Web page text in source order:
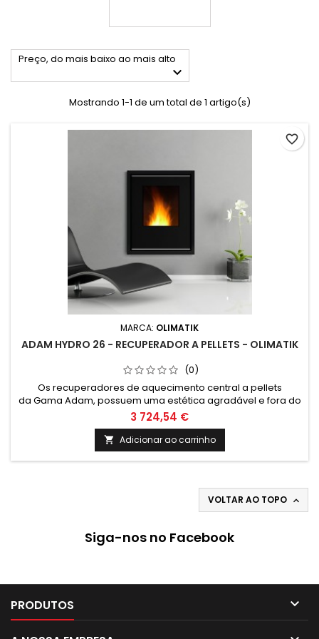
Preço, do mais baixo ao mais alto

Mostrando 1-1 de um total de 1 artigo(s)
MARCA: OLIMATIK
ADAM HYDRO 26 - RECUPERADOR A PELLETS - OLIMATIK
(0)
Os recuperadores de aquecimento central a pellets
da Gama Adam, possuem uma estética agradável e fora do
comum, pode assim ter em sua casa um produto que se
destaca da demais concorrência. Estes podem ser
instalados em quase todo o tipo de construções e
situações.
3 724,54 €
 Adicionar ao carrinho
favorite_border
VOLTAR AO TOPO 
Siga-nos no Facebook
PRODUTOS 